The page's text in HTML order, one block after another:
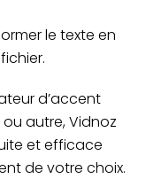
le texte en
d’accent
autre, Vidnoz
et efficace
de votre choix.